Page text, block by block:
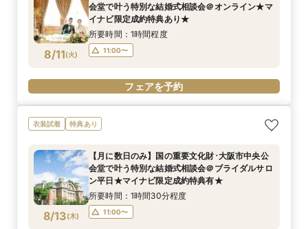
8/10(月 ) 10:00〜
フェアを予約
8/10(月 ) 11:00〜
フェアを予約
8/11(火)
会堂で叶う特別な結婚式相談会＠オンライン★マ
イナビ限定成約特典あり★
所要時間：1時間程度
11:00〜
フェアを予約
衣装試着 特典あり
8/13(木)
【月に数日のみ】国の重要文化財･大阪市中央公
会堂で叶う特別な結婚式相談会＠ブライダルサロ
ン平日★マイナビ限定成約特典有★
所要時間：1時間30分程度
11:00〜